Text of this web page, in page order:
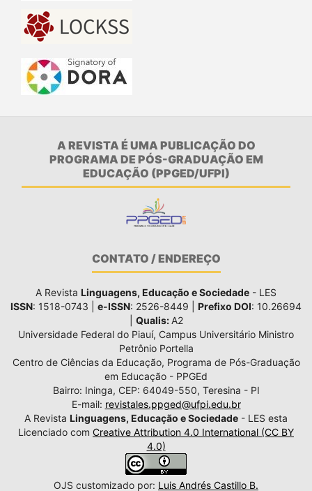
A REVISTA É UMA PUBLICAÇÃO DO
PROGRAMA DE PÓS-GRADUAÇÃO EM
EDUCAÇÃO (PPGED/UFPI)
CONTATO / ENDEREÇO
A Revista Linguagens, Educação e Sociedade - LES
ISSN: 1518-0743 | e-ISSN: 2526-8449 | Prefixo DOI: 10.26694
Qualis: A2
Universidade Federal do Piauí, Campus Universitário Ministro
Petrônio Portella
Centro de Ciências da Educação, Programa de Pós-Graduação
em Educação - PPGEd
Bairro: Ininga, CEP: 64049-550, Teresina - PI
E-mail: revistales.ppged@ufpi.edu.br
A Revista Linguagens, Educação e Sociedade - LES esta
Licenciado com Creative Attribution 4.0 International (CC BY
4.0)
OJS customizado por: Luis Andrés Castillo B.